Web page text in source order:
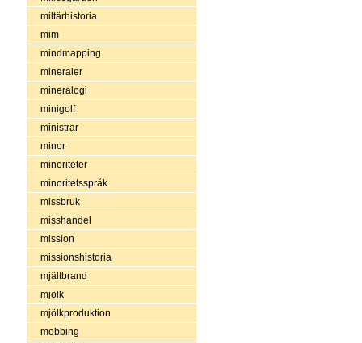
miltärhistoria
mim
mindmapping
mineraler
mineralogi
minigolf
ministrar
minor
minoriteter
minoritetsspråk
missbruk
misshandel
mission
missionshistoria
mjältbrand
mjölk
mjölkproduktion
mobbing